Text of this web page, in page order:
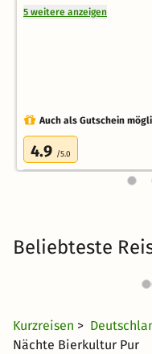
5 weitere anzeigen
Auch als Gutschein
4.9 /5.0
Beliebteste
Kurzreisen >
Nächte Bierkultur Pur